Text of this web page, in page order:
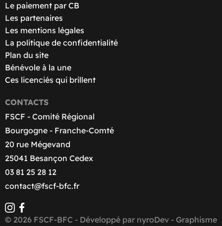
Le paiement par CB
Les partenaires
Les mentions légales
La politique de confidentialité
Plan du site
Bénévole à la une
Ces licenciés qui brillent
CONTACTS
FSCF - Comité Régional
Bourgogne - Franche-Comté
20 rue Mégevand
25041 Besançon Cedex
03 81 25 28 12
contact@fscf-bfc.fr
© 2026 FSCF-BFC - Développé par nyroDev - Graphisme